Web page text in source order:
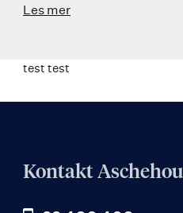
Les mer
test test
Kontakt